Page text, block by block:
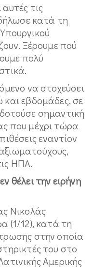
τις
κατά τη
Ξέρουμε πού
πολύ
να στοχεύσει
εβδομάδες, σε
σημαντική
που μέχρι τώρα
εναντίον
ΗΠΑ.
θέλει την ειρήνη
Νικολάς
(1/12), κατά τη
στην οποία
του στο
Αμερικής